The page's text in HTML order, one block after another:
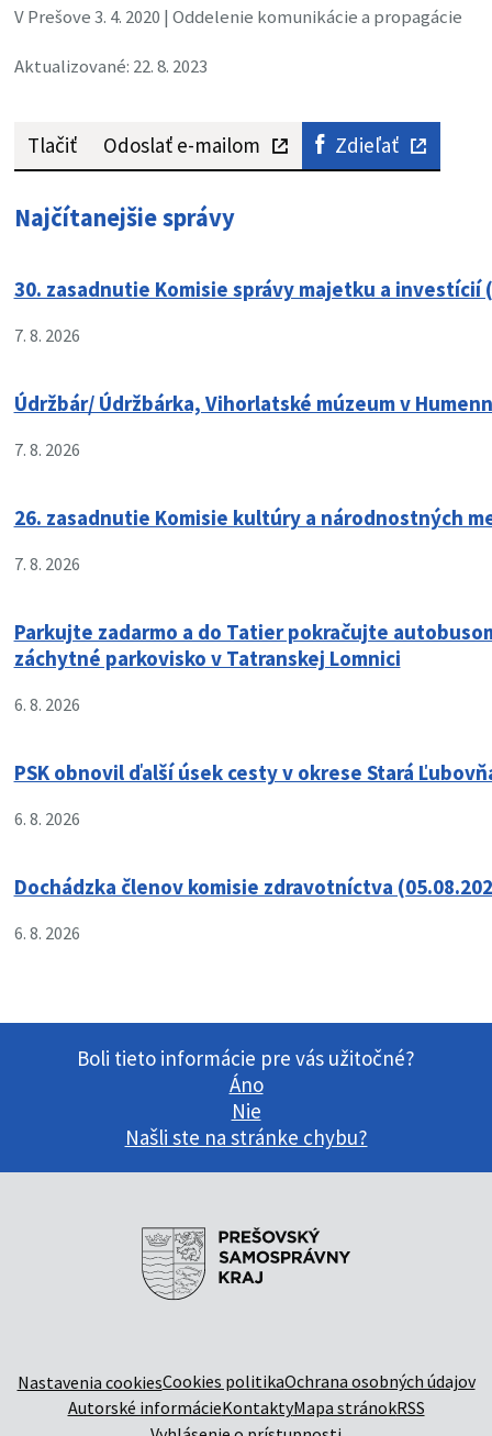
V Prešove 3. 4. 2020 | Oddelenie komunikácie a propagácie
Aktualizované: 22. 8. 2023
Tlačiť Odoslať e-mailom Zdieľať
Najčítanejšie správy
30. zasadnutie Komisie správy majetku a investícií
7. 8. 2026
Údržbár/ Údržbárka, Vihorlatské múzeum v
7. 8. 2026
26. zasadnutie Komisie kultúry a národnostných
7. 8. 2026
Parkujte zadarmo a do Tatier pokračujte
záchytné parkovisko v Tatranskej Lomnici
6. 8. 2026
PSK obnovil ďalší úsek cesty v okrese Stará
6. 8. 2026
Dochádzka členov komisie zdravotníctva
6. 8. 2026
Boli tieto informácie pre vás užitočné?
Áno
Nie
Našli ste na stránke chybu?
Nastavenia cookiesCookies politikaOchrana osobných údajov
Autorské informácieKontaktyMapa stránokRSS